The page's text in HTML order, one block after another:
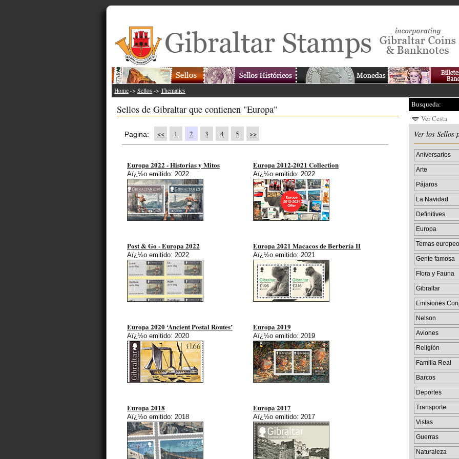
Home -> Sellos -> Thematics
Sellos de Gibraltar que contienen "Europa"
Pagina: << 1 2 3 4 5 >>
Europa 2022 - Historias y Mitos
Aï¿½o emitido: 2022
Europa 2012-2021 Collection
Aï¿½o emitido: 2022
Post & Go - Europa 2022
Aï¿½o emitido: 2022
Europa 2021 Macacos de Berbería II
Aï¿½o emitido: 2021
Europa 2020 ‘Ancient Postal Routes’
Aï¿½o emitido: 2020
Europa 2019
Aï¿½o emitido: 2019
Europa 2018
Aï¿½o emitido: 2018
Europa 2017
Aï¿½o emitido: 2017
Busqueda:
Ver Cesta
Ver los Sellos
Aniversarios
Arte
Pájaros
La Navidad
Definitives
Europa
Temas
Gente famosa
Flora y Fauna
Gibraltar
Emisiones
Nelson
Aviones
Religión
Familia Real
Barcos
Deportes
Transporte
Vistas
Guerras
Naturaleza